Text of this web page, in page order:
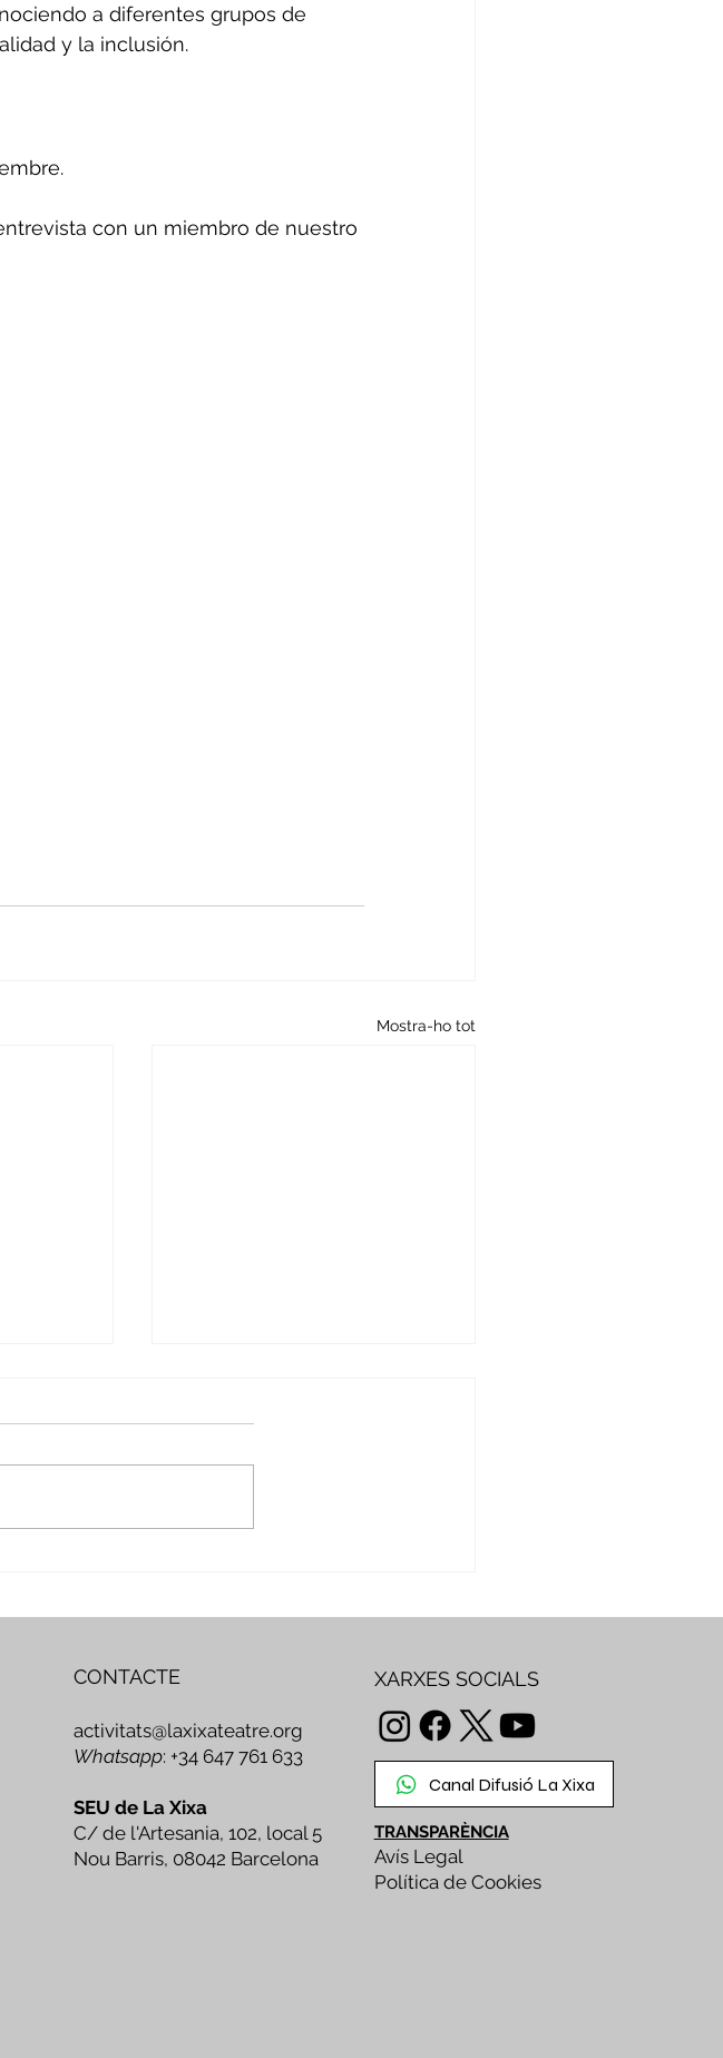
a diferentes grupos de
y la inclusión.
con un miembro de nuestro
Mostra-ho tot
CONTACTE
activitats@laxixateatre.org
Whatsapp: +34 647 761 633
SEU de La Xixa
C/ de l'Artesania, 102, local 5
Nou Barris, 08042 Barcelona
XARXES SOCIALS
Canal Difusió La Xixa
TRANSPARÈNCIA
Avís Legal
Política de Cookies